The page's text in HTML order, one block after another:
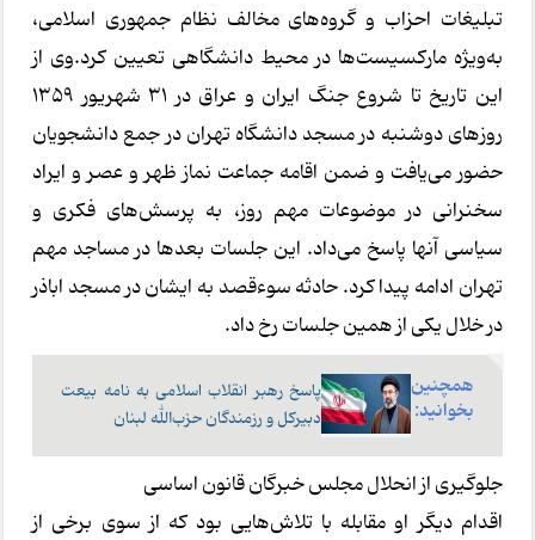
تبلیغات احزاب و گروه‌های مخالف نظام جمهوری اسلامی،
به‌ویژه مارکسیست‌ها در محیط دانشگاهی تعیین کرد.وی از
این تاریخ تا شروع جنگ ایران و عراق در ۳۱ شهریور ۱۳۵۹
روزهای دوشنبه در مسجد دانشگاه تهران در جمع دانشجویان
حضور می‌یافت و ضمن اقامه جماعت نماز ظهر و عصر و ایراد
سخنرانی در موضوعات مهم روز، به پرسش‌های فکری و
سیاسی آنها پاسخ می‌داد. این جلسات بعدها در مساجد مهم
تهران ادامه پیدا کرد. حادثه سوءقصد به ایشان در مسجد اباذر
در خلال یکی از همین جلسات رخ داد.
همچنین
بخوانید:
پاسخ رهبر انقلاب اسلامی به نامه بیعت
دبیرکل و رزمندگان حزب‌الله لبنان
جلوگیری از انحلال مجلس خبرگان قانون اساسی
اقدام دیگر او مقابله با تلاش‌هایی بود که از سوی برخی از